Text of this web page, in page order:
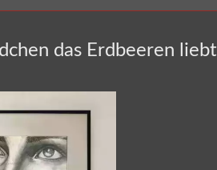
das Erdbeeren liebt